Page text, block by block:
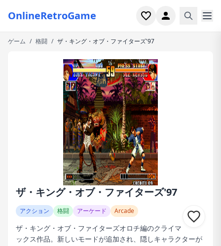
OnlineRetroGame
ホーム
シミュレーション
ゲーム特集
最近プレイ
ゲーム / 格闘 / ザ・キング・オブ・ファイターズ'97
ザ・キング・オブ・ファイターズ'97
アクション 格闘 アーケード Arcade
ザ・キング・オブ・ファイターズオロチ編のクライマ
ックス作品。新しいモードが追加され、隠しキャラクターが